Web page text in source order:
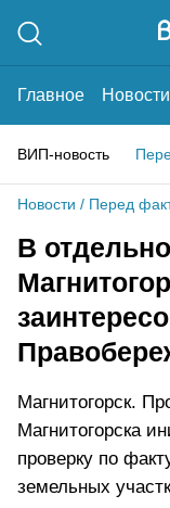
Главное Новости
ВИП-новость
Новости / Перед
В
Магнитогорск.
Магнитогорска
проверку по
земельных